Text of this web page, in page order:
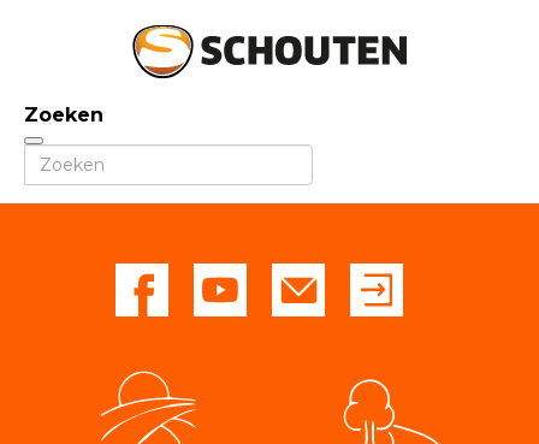
Agrotechniek
Onderdelen en service
Over schouten
Zoeken